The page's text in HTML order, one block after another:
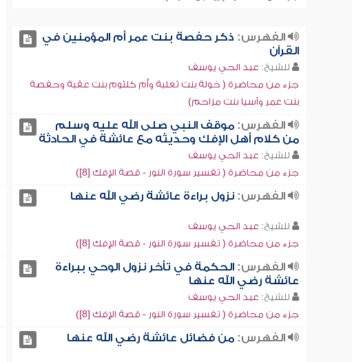
الفهرس: ذكر حفصة بنت عمر أم المؤمنين في
القرآن
للشيخ: عبد الحي يوسف
جزء من محاضرة ( خولة بنت ثعلبة وأم كلثوم بنت عقبة وحفصة
بنت عمر وآسيا بنت مزاحم)
الفهرس:موقف النبي صلى الله عليه وسلم
من كلام أهل الإفك وحديثه مع عائشة في الحادثة
للشيخ: عبد الحي يوسف
جزء من محاضرة ( تفسير سورة النور - قصة الإفك [8])
الفهرس:نزول براءة عائشة رضي الله عنها
للشيخ: عبد الحي يوسف
جزء من محاضرة ( تفسير سورة النور - قصة الإفك [8])
الفهرس:الحكمة في تأخر نزول الوحي ببراءة
عائشة رضي الله عنها
للشيخ: عبد الحي يوسف
جزء من محاضرة ( تفسير سورة النور - قصة الإفك [8])
الفهرس:من فضائل عائشة رضي الله عنها